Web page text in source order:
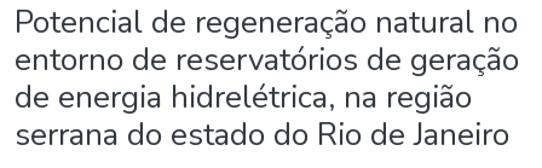
Potencial de regeneração natural no
entorno de reservatórios de geração
de energia hidrelétrica, na região
serrana do estado do Rio de Janeiro